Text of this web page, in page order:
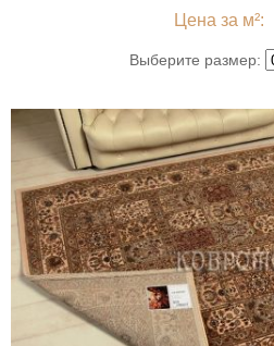
Цена за м²:
Выберите размер: